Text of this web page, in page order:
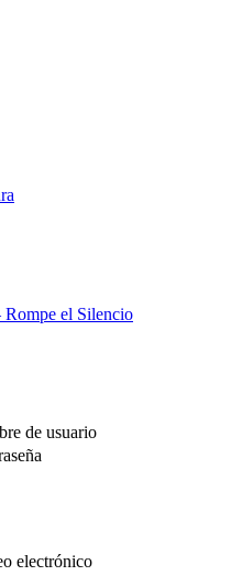
Rompe el Silencio
de usuario
electrónico